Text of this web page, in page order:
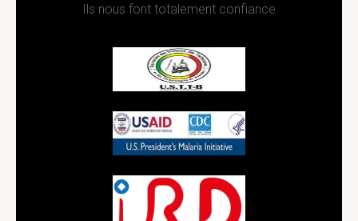
Ils nous font totalement confiance